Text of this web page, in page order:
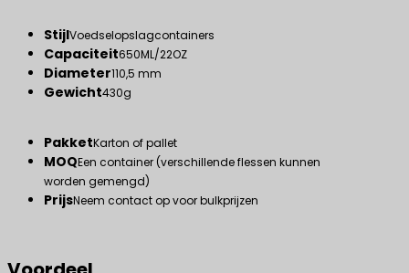
StijlVoedselopslagcontainers
Capaciteit650ML/22OZ
Diameter110,5 mm
Gewicht430g
PakketKarton of pallet
MOQEen container (verschillende flessen kunnen
worden gemengd)
PrijsNeem contact op voor bulkprijzen